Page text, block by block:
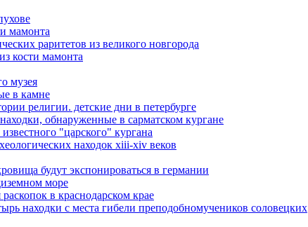
мамонта
раритетов из великого новгорода
кости мамонта
музея
в камне
религии. детские дни в петербурге
обнаруженные в сарматском кургане
"царского" кургана
находок xiii-xiv веков
будут экспонироваться в германии
море
в краснодарском крае
находки с места гибели преподобномучеников соловецких